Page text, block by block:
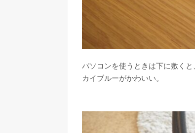
パソコンを使うときは下に敷く
カイブルーがかわいい。